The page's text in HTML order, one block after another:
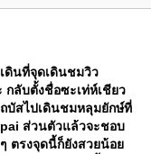
ดินที่จุดเดินชมวิว
กลับตั้งชื่อซะเท่ห์เชียว
บัสไปเดินชมหลุมยักษ์ที่
ส่วนตัวแล้วจะชอบ
ๆ ตรงจุดนี้ก็ยังสวยน้อ